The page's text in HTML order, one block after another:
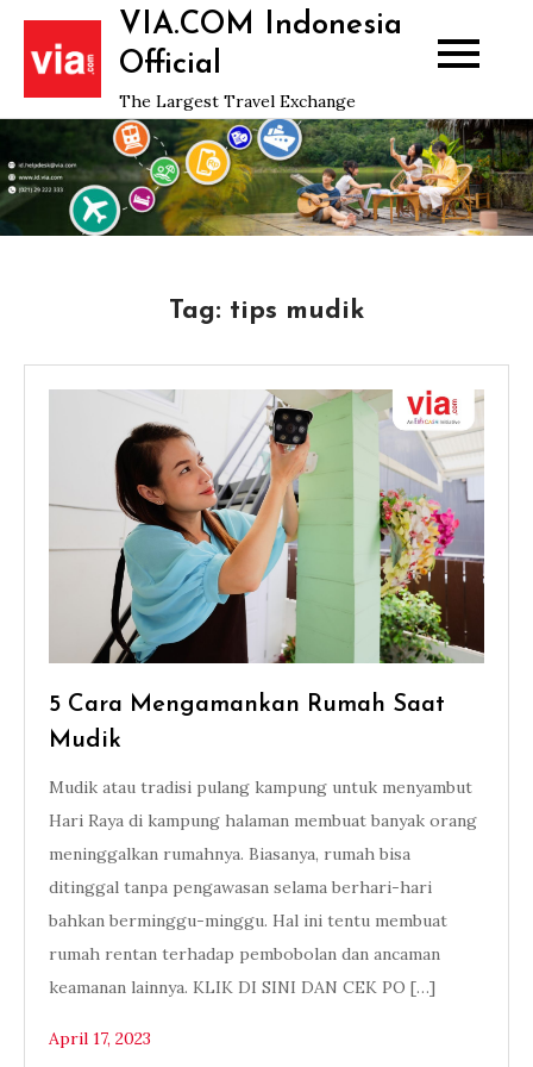
Skip
content
VIA.COM Indonesia
Official
The Largest Travel Exchange
Tag: tips mudik
5 Cara Mengamankan Rumah Saat
Mudik
Mudik atau tradisi pulang kampung untuk menyambut
Hari Raya di kampung halaman membuat banyak orang
meninggalkan rumahnya. Biasanya, rumah bisa
ditinggal tanpa pengawasan selama berhari-hari
bahkan berminggu-minggu. Hal ini tentu membuat
rumah rentan terhadap pembobolan dan ancaman
keamanan lainnya. KLIK DI SINI DAN CEK PO […]
April 17, 2023